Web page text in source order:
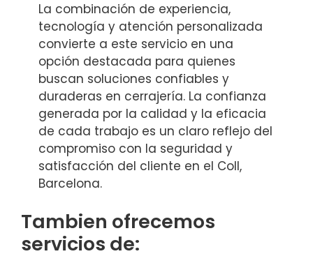
La combinación de experiencia,
tecnología y atención personalizada
convierte a este servicio en una
opción destacada para quienes
buscan soluciones confiables y
duraderas en cerrajería. La confianza
generada por la calidad y la eficacia
de cada trabajo es un claro reflejo del
compromiso con la seguridad y
satisfacción del cliente en el Coll,
Barcelona.
Tambien ofrecemos
servicios de: